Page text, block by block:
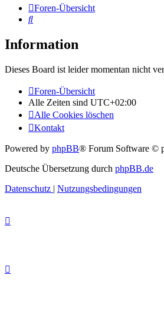
Foren-Übersicht
Suche
Information
Dieses Board ist leider momentan nicht
Foren-Übersicht
Alle Zeiten sind UTC+02:00
Alle Cookies löschen
Kontakt
Powered by phpBB® Forum Software ©
Deutsche Übersetzung durch phpBB.de
Datenschutz | Nutzungsbedingungen